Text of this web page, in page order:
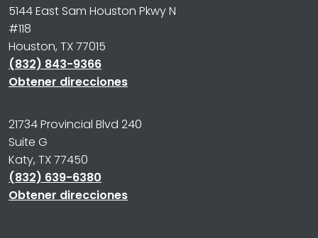
5144 East Sam Houston Pkwy N
#118
Houston, TX 77015
(832) 843-9366
Obtener direcciones
21734 Provincial Blvd 240
Suite G
Katy, TX 77450
(832) 639-6380
Obtener direcciones